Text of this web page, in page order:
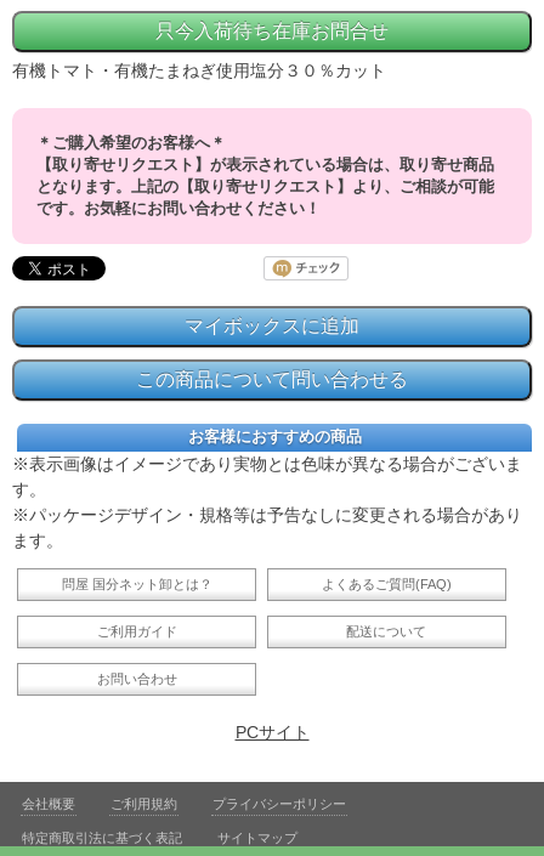
有機トマト・有機たまねぎ使用塩分３０％カット
＊ご購入希望のお客様へ＊
【取り寄せリクエスト】が表示されている場合は、取り寄せ商品
となります。上記の【取り寄せリクエスト】より、ご相談が可能
です。お気軽にお問い合わせください！
お客様におすすめの商品
※表示画像はイメージであり実物とは色味が異なる場合がございま
す。
※パッケージデザイン・規格等は予告なしに変更される場合があり
ます。
問屋 国分ネット卸とは？ よくあるご質問(FAQ)
ご利用ガイド 配送について
お問い合わせ
PCサイト
会社概要 ご利用規約 プライバシーポリシー
特定商取引法に基づく表記 サイトマップ